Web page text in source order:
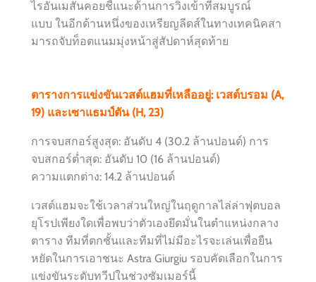
ไรอันเมสันคอยชี้แนะด้านการวิ่งเข้าที่สมบูรณ์
แบบ ในอีกด้านหนึ่งของเหรียญลีดส์ในทางเทคนิคสา
มารถจับท็อตแนมมุ่งหน้าสู่สัปดาห์สุดท้าย
ตารางการแข่งขันเวสต์แฮมที่เหลืออยู่: เวสต์บรอม (A,
19) และเซาแธมป์ตัน (H, 23)
การจบสกอร์สูงสุด: อันดับ 4 (30.2 ล้านปอนด์) การ
จบสกอร์ต่ำสุด: อันดับ 10 (16 ล้านปอนด์)
ความแตกต่าง: 14.2 ล้านปอนด์
เวสต์แฮมจะใช้เวลาส่วนใหญ่ในฤดูกาลไล่ล่าฟุตบอล
ยุโรปเพียงใดเพื่อพบว่าตัวเองยึดมั่นในตำแหน่งกลาง
ตาราง ทีมที่ตกชั้นและทีมที่ไม่มีอะไรจะเล่นเพื่อยืน
หยัดในการเอาชนะ Astra Giurgiu รอบคัดเลือกในการ
แข่งขันระดับทวีปในช่วงซัมเมอร์นี้